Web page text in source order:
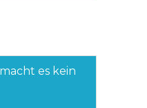
es kein